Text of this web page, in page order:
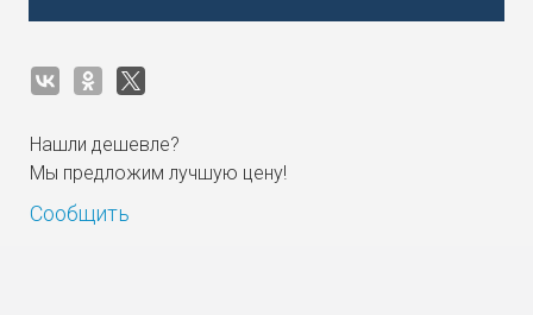
Нашли дешевле?
Мы предложим лучшую цену!
Сообщить